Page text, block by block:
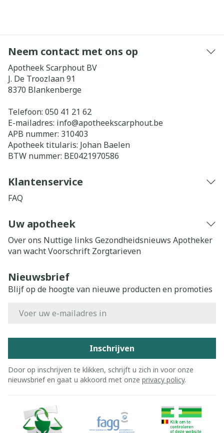
Neem contact met ons op
Apotheek Scarphout BV
J. De Troozlaan 91
8370 Blankenberge
Telefoon: 050 41 21 62
E-mailadres: info@apotheekscarphout.be
APB nummer: 310403
Apotheek titularis: Johan Baelen
BTW nummer: BE0421970586
Klantenservice
FAQ
Uw apotheek
Over ons Nuttige links Gezondheidsnieuws Apotheker
van wachtVoorschrift Zorgtarieven
Nieuwsbrief
Blijf op de hoogte van nieuwe producten en promoties
Inschrijven
Door op inschrijven te klikken, schrijft u zich in voor onze
nieuwsbrief en gaat u akkoord met onze privacy policy.